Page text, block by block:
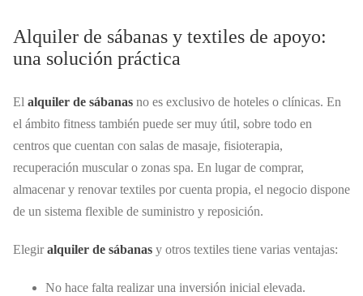
Alquiler de sábanas y textiles de apoyo:
una solución práctica
El alquiler de sábanas no es exclusivo de hoteles o clínicas. En
el ámbito fitness también puede ser muy útil, sobre todo en
centros que cuentan con salas de masaje, fisioterapia,
recuperación muscular o zonas spa. En lugar de comprar,
almacenar y renovar textiles por cuenta propia, el negocio dispone
de un sistema flexible de suministro y reposición.
Elegiralquiler de sábanas y otros textiles tiene varias ventajas:
No hace falta realizar una inversión inicial elevada.